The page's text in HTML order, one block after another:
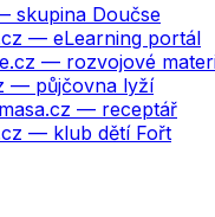
skupina Doučse
— eLearning portál
— rozvojové
— půjčovna lyží
— receptář
— klub dětí Fořt